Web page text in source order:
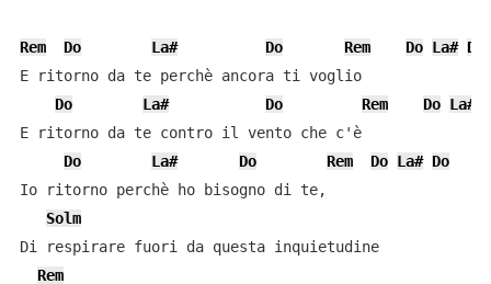
Rem Do La# Do Rem Do La# Do
E ritorno da te perchè ancora ti voglio
Do
La# Do Rem Do La#
E ritorno da te contro il vento che c'è
Do
La# Do Rem Do La# Do
Io ritorno perchè ho bisogno di te,
Solm
Di respirare fuori da questa inquietudine
Rem